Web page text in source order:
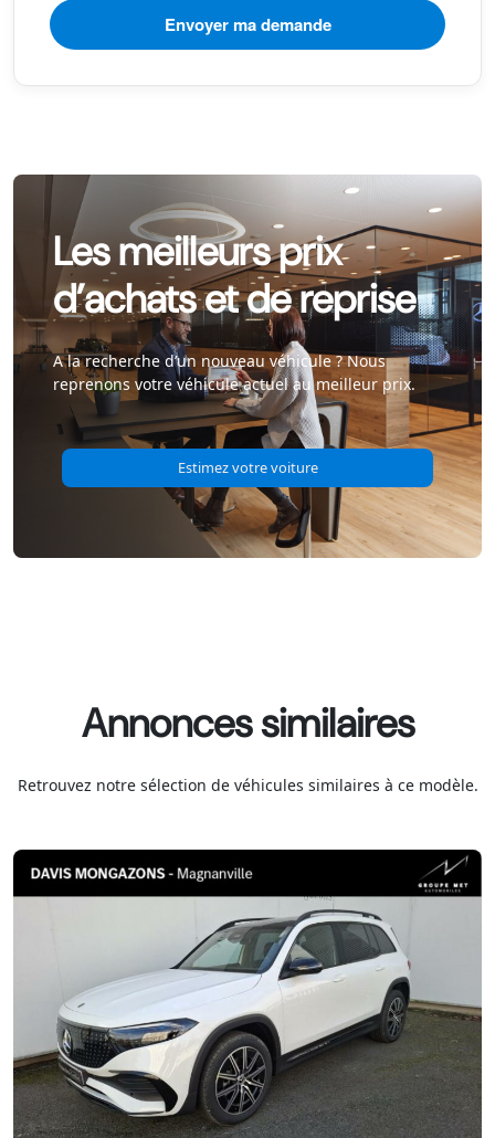
Les meilleurs prix
d’achats et de reprise
A la recherche d’un nouveau véhicule ? Nous
reprenons votre véhicule actuel au meilleur prix.
Estimez votre voiture
Annonces similaires
Retrouvez notre sélection de véhicules similaires à ce modèle.